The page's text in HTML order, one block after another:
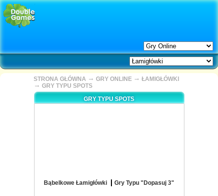
STRONA GŁÓWNA → GRY ONLINE → ŁAMIGŁÓWKI
→ GRY TYPU SPOTS
GRY TYPU SPOTS
Bąbelkowe Łamigłówki Gry Typu "Dopasuj 3"